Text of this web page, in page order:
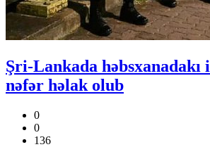
Şri-Lankada həbsxanadakı
nəfər həlak olub
0
0
136